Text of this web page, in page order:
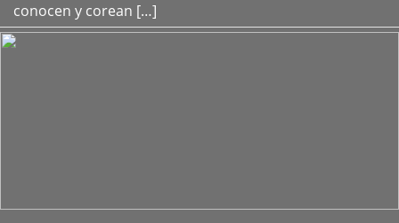
conocen y corean […]